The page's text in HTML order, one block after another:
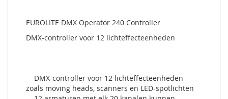
EUROLITE DMX Operator 240 Controller
DMX-controller voor 12 lichteffecteenheden
DMX-controller voor 12 lichteffecteenheden
zoals moving heads, scanners en LED-spotlichten